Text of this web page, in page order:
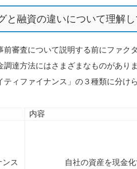
と融資の違いについて理解し
前審査について説明する前にファク
調達方法にはさまざまなものがあり
ティファイナンス」の３種類に分けら
内容
ンス 自社の資産を現金化